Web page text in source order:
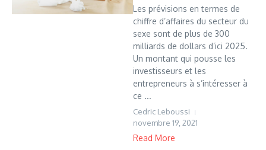
Les prévisions en termes de
chiffre d’affaires du secteur du
sexe sont de plus de 300
milliards de dollars d’ici 2025.
Un montant qui pousse les
investisseurs et les
entrepreneurs à s’intéresser à
ce ...
Cedric Leboussi
novembre 19, 2021
Read More